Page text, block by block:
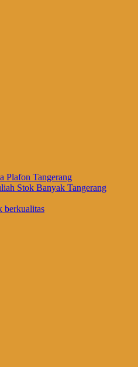
Plafon Tangerang
Stok Banyak Tangerang
berkualitas